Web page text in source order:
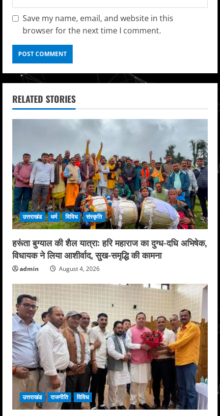
Save my name, email, and website in this
browser for the next time I comment.
RELATED STORIES
उत्तराखंड धर्म विविध संस्कृति
हरूंता बुग्याल की शैल यात्रा: हरि महाराज का दुग्ध-दधि अभिषेक,
विधायक ने लिया आशीर्वाद, सुख-समृद्धि की कामना
admin August 4, 2026
उत्तराखंड राजनीति विविध